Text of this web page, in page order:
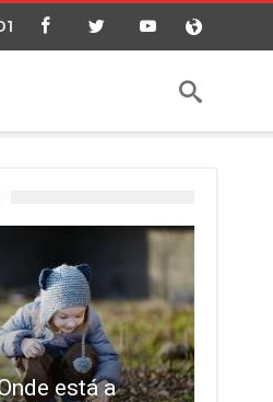
está a